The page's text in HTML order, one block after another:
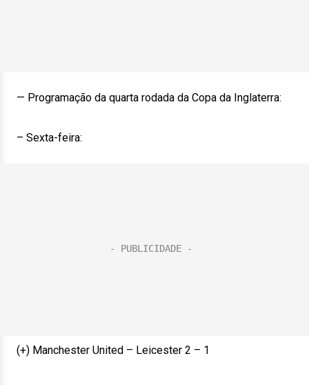
— Programação da quarta rodada da Copa da Inglaterra:
– Sexta-feira:
(+) Manchester United – Leicester 2 – 1